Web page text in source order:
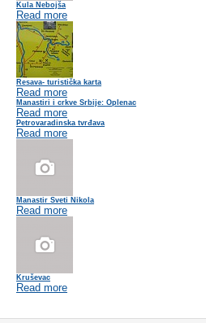
Kula Nebojša
Read more
Resava- turistička karta
Read more
Manastiri i crkve Srbije: Oplenac
Read more
Petrovaradinska tvrđava
Read more
Manastir Sveti Nikola
Read more
Kruševac
Read more